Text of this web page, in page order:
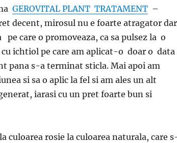
GEROVITAL PLANT TRATAMENT–
decent, mirosul nu e foarte atragator dar
care o promoveaza, ca sa pulsez la o
ichtiol pe care am aplicat-o doar o data
pana s-a terminat sticla. Mai apoi am
si sa o aplic la fel si am ales un alt
iarasi cu un pret foarte bun si
culoarea rosie la culoarea naturala, care